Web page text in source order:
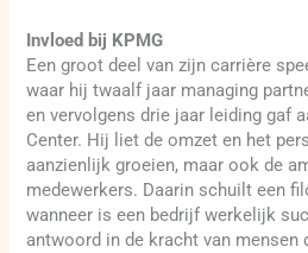
Invloed bij KPMG
Een groot deel van zijn carrière
waar hij twaalf jaar managing
en vervolgens drie jaar leiding gaf
Center. Hij liet de omzet en het
aanzienlijk groeien, maar ook de
medewerkers. Daarin schuilt een
wanneer is een bedrijf werkelijk
antwoord in de kracht van mensen